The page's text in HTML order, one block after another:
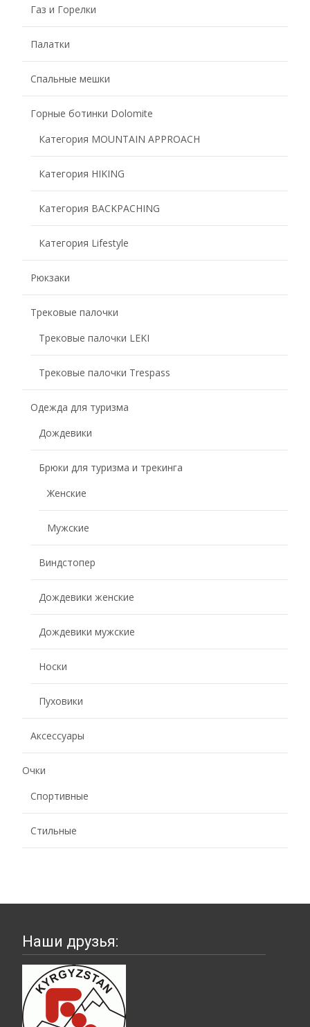
Газ и Горелки
Палатки
Спальные мешки
Горные ботинки Dolomite
Категория MOUNTAIN APPROACH
Категория HIKING
Категория BACKPACHING
Категория Lifestyle
Рюкзаки
Трековые палочки
Трековые палочки LEKI
Трековые палочки Trespass
Одежда для туризма
Дождевики
Брюки для туризма и трекинга
Женские
Мужские
Виндстопер
Дождевики женские
Дождевики мужские
Носки
Пуховики
Аксессуары
Очки
Спортивные
Стильные
Наши друзья: